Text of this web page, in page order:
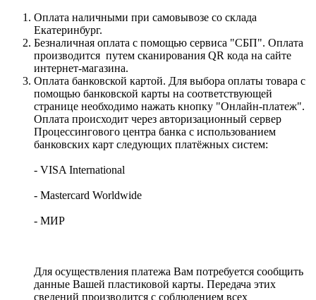
Оплата наличными при самовывозе со склада
Екатеринбург.
Безналичная оплата с помощью сервиса "СБП". Оплата
производится путем сканирования QR кода на сайте
интернет-магазина.
Оплата банковской картой. Для выбора оплаты товара с
помощью банковской карты на соответствующей
странице необходимо нажать кнопку "Онлайн-платеж".
Оплата происходит через авторизационный сервер
Процессингового центра банка с использованием
банковских карт следующих платёжных систем:
- VISA International
- Mastercard Worldwide
- МИР
Для осуществления платежа Вам потребуется сообщить
данные Вашей пластиковой карты. Передача этих
сведений производится с соблюдением всех